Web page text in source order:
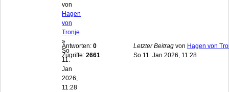
von
Hagen
von
Tronje
»
So
11.
Jan
2026,
11:28
Antworten: 0
Zugriffe: 2661
Letzter Beitrag von Hagen von
So 11. Jan 2026, 11:28